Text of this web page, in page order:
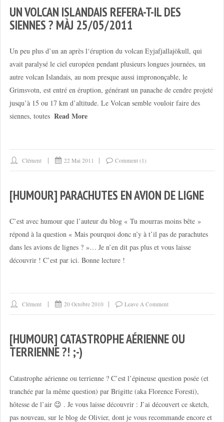
UN VOLCAN ISLANDAIS REFERA-T-IL DES
SIENNES ? MÀJ 25/05/2011
Un peu plus d’un an après l‘éruption du volcan Eyjafjallajökull, qui
avait paralysé le ciel européen pendant plusieurs longues journées, un
autre volcan Islandais, au nom presque aussi imprononçable, le
Grimsvotn, est entré en éruption, générant un panache de cendre projeté
jusqu’à 15 ou 17 km d’altitude. Le Volcan semble vouloir faire des
siennes, toutes Read More
Clément 22 Mai 2011 Comment (1)
[HUMOUR] PARACHUTES EN AVION DE LIGNE
C’est avec humour que l’auteur du blog « Tu mourras moins bête »
répond à la question « Mais pourquoi donc n’y à t’il pas de parachutes
dans les avions de lignes ? »… Je n’en dit pas plus et vous laisse
découvrir ! C’est par ici. Bonne lecture !
Clément 20 Octobre 2010 Leave A Comment
[HUMOUR] CATASTROPHE AÉRIENNE OU
TERRIENNE ?! ;-)
Catastrophe aérienne ou terrienne ? C’est l’épineuse question posée (et
tranchée par la même question) par Brigitte (aka Florence Foresti),
hôtesse de l’air 😉 . Je vous laisse découvrir : J’ai découvert ce sketch,
pas nouveau, sur le blog de Olivier, dont je vous recommande encore et